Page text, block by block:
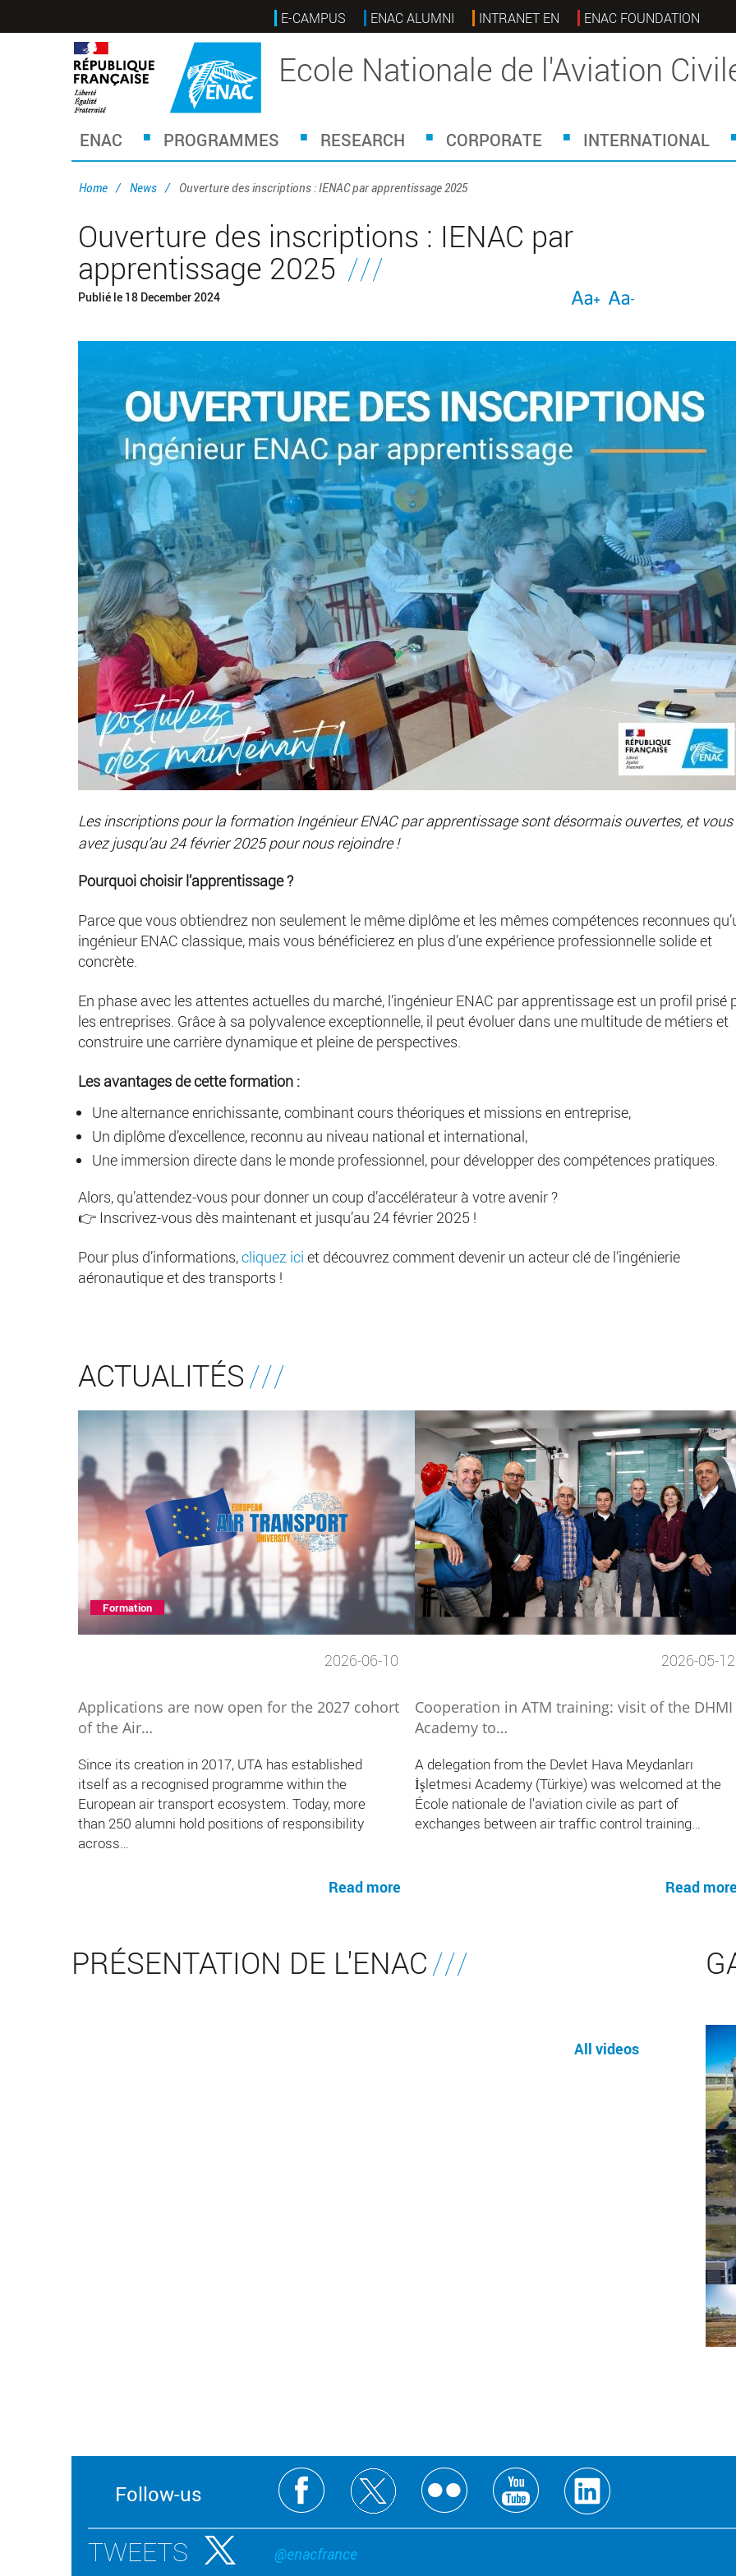
to
E-CAMPUS ENAC ALUMNI INTRANET EN ENAC FOUNDATION
Ecole Nationale de l'Aviation
ENAC PROGRAMMES RESEARCH CORPORATE INTERNATIONAL
Home News Ouverture des inscriptions : IENAC par apprentissage 2025
Ouverture des inscriptions : IENAC par
apprentissage 2025
Publié le 18 December 2024
Les inscriptions pour la formation Ingénieur ENAC par apprentissage sont désormais ouvertes, et vous
avez jusqu’au 24 février 2025 pour nous rejoindre !
Pourquoi choisir l’apprentissage ?
Parce que vous obtiendrez non seulement le même diplôme et les mêmes compétences reconnues
ingénieur ENAC classique, mais vous bénéficierez en plus d’une expérience professionnelle solide et
concrète.
En phase avec les attentes actuelles du marché, l’ingénieur ENAC par apprentissage est un profil prisé
les entreprises. Grâce à sa polyvalence exceptionnelle, il peut évoluer dans une multitude de métiers et
construire une carrière dynamique et pleine de perspectives.
Les avantages de cette formation :
Une alternance enrichissante, combinant cours théoriques et missions en entreprise,
Un diplôme d’excellence, reconnu au niveau national et international,
Une immersion directe dans le monde professionnel, pour développer des compétences pratiques.
Alors, qu’attendez-vous pour donner un coup d’accélérateur à votre avenir ?
👉 Inscrivez-vous dès maintenant et jusqu’au 24 février 2025 !
Pour plus d’informations,cliquez ici et découvrez comment devenir un acteur clé de l’ingénierie
aéronautique et des transports !
ACTUALITÉS
Formation
2026-06-10
Applications are now open for the 2027 cohort
of the Air…
Since its creation in 2017, UTA has established
itself as a recognised programme within the
European air transport ecosystem. Today, more
than 250 alumni hold positions of responsibility
across…
Read more
2026-05-12
Cooperation in ATM training: visit of the DHMI
Academy to…
A delegation from the Devlet Hava Meydanları
İşletmesi Academy (Türkiye) was welcomed at the
École nationale de l'aviation civile as part of
exchanges between air traffic control training…
Read more
PRÉSENTATION DE L'ENAC
All videos
Follow-us
TWEETS @enacfrance